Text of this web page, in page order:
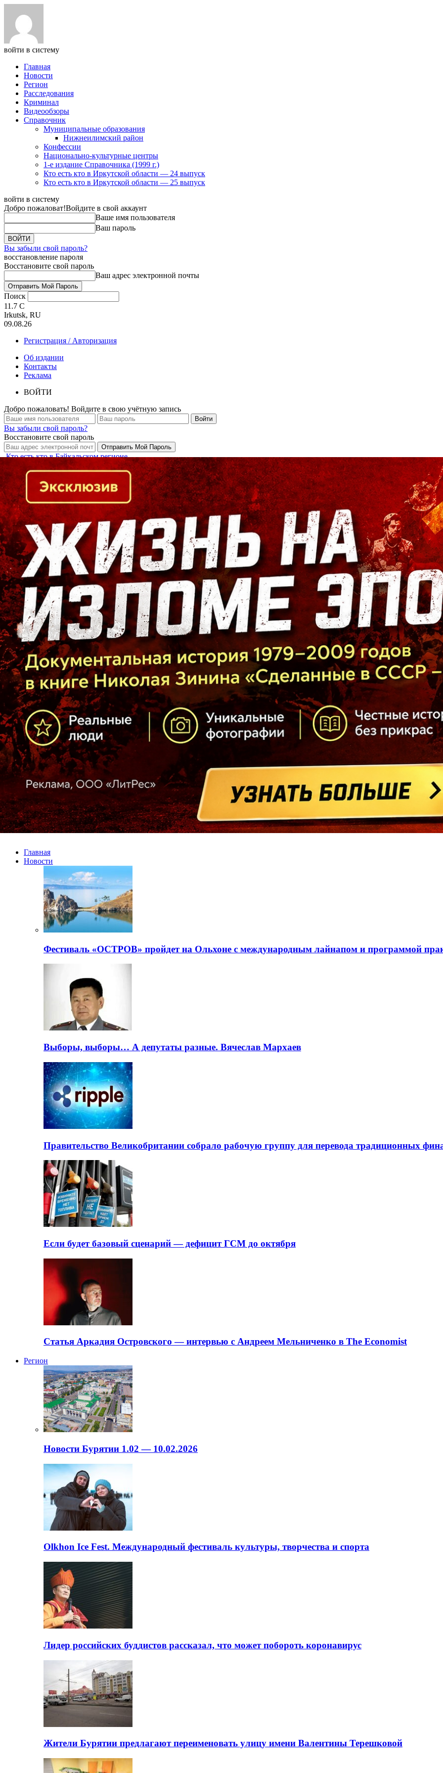
войти в систему
Главная
Новости
Регион
Расследования
Криминал
Видеообзоры
Справочник
Муниципальные образования
Нижнеилимский район
Конфессии
Национально-культурные центры
1-е издание Справочника (1999 г.)
Кто есть кто в Иркутской области — 24 выпуск
Кто есть кто в Иркутской области — 25 выпуск
войти в систему
Добро пожаловат!Войдите в свой аккаунт
Ваше имя пользователя
Ваш пароль
Вы забыли свой пароль?
восстановление пароля
Восстановите свой пароль
Ваш адрес электронной почты
Поиск
11.7 C
Irkutsk, RU
09.08.26
Регистрация / Авторизация
Об издании
Контакты
Реклама
ВОЙТИ
Добро пожаловать! Войдите в свою учётную запись
Вы забыли свой пароль?
Восстановите свой пароль
Кто есть кто в Байкальском регионе
Главная
Новости
Фестиваль «ОСТРОВ» пройдет на Ольхоне с международным лайнапом и программой
Выборы, выборы… А депутаты разные. Вячеслав Мархаев
Правительство Великобритании собрало рабочую группу для перевода традиционных
Если будет базовый сценарий — дефицит ГСМ до октября
Статья Аркадия Островского — интервью с Андреем Мельниченко в The Economist
Регион
Новости Бурятии 1.02 — 10.02.2026
Olkhon Ice Fest. Международный фестиваль культуры, творчества и спорта
Лидер российских буддистов рассказал, что может побороть коронавирус
Жители Бурятии предлагают переименовать улицу имени Валентины Терешковой